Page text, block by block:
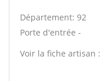
Département: 92
Porte d'entrée -
Voir la fiche artisan :